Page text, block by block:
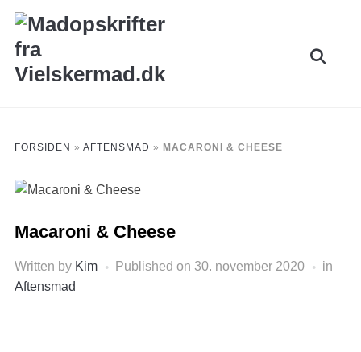
Skip
content
Search
FORSIDEN » AFTENSMAD » MACARONI & CHEESE
Macaroni & Cheese
Written by Kim Published on 30. november 2020
in
Aftensmad